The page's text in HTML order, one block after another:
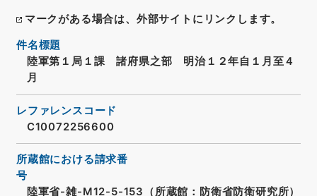
マークがある場合は、外部サイトにリンクします。
件名標題
陸軍第１局１課 諸府県之部 明治１２年自１月至４
月
レファレンスコード
C10072256600
所蔵館における請求番
号
陸軍省-雑-M12-5-153（所蔵館：防衛省防衛研究所）